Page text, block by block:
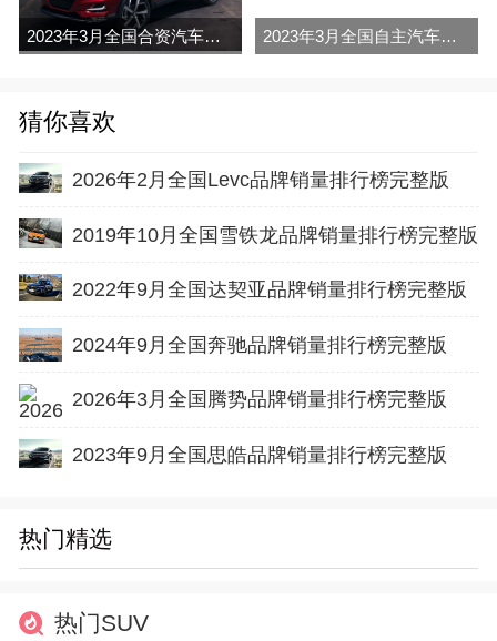
2023年3月全国合资汽车品牌销量排行榜完整版 2023年3月全国自主汽车品牌销量排行榜完整版
猜你喜欢
2026年2月全国Levc品牌销量排行榜完整版
2019年10月全国雪铁龙品牌销量排行榜完整版
2022年9月全国达契亚品牌销量排行榜完整版
2024年9月全国奔驰品牌销量排行榜完整版
2026年3月全国腾势品牌销量排行榜完整版
2023年9月全国思皓品牌销量排行榜完整版
热门精选
热门SUV